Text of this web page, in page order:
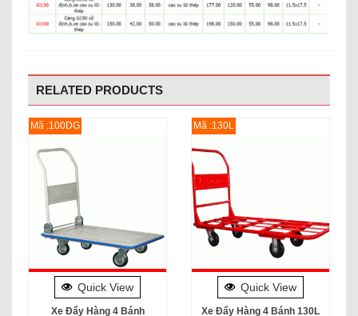
RELATED PRODUCTS
Mã :100DG
Quick View
Xe Đẩy Hàng 4 Bánh
Mã :130L
Quick View
Xe Đẩy Hàng 4 Bánh 130L